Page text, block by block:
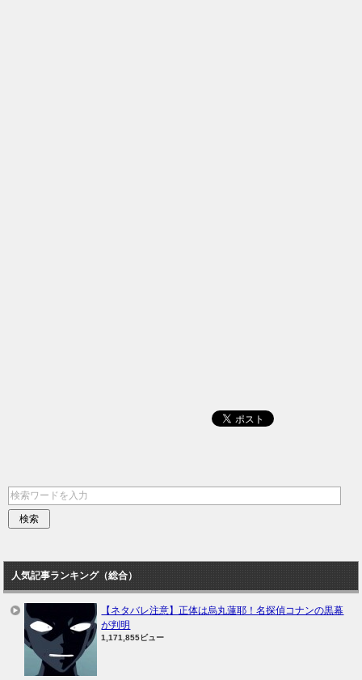
人気記事ランキング（総合）
【ネタバレ注意】正体は烏丸蓮耶！名探偵コナンの黒幕
が判明
1,171,855ビュー